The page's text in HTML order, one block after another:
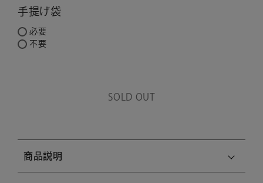
手提げ袋
必要
不要
SOLD OUT
商品説明